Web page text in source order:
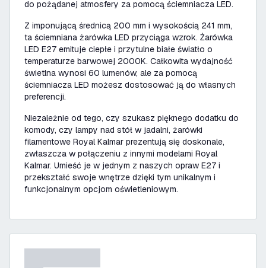
do pożądanej atmosfery za pomocą ściemniacza LED.
Z imponującą średnicą 200 mm i wysokością 241 mm,
ta ściemniana żarówka LED przyciąga wzrok. Żarówka
LED E27 emituje ciepłe i przytulne białe światło o
temperaturze barwowej 2000K. Całkowita wydajność
świetlna wynosi 60 lumenów, ale za pomocą
ściemniacza LED możesz dostosować ją do własnych
preferencji.
Niezależnie od tego, czy szukasz pięknego dodatku do
komody, czy lampy nad stół w jadalni, żarówki
filamentowe Royal Kalmar prezentują się doskonale,
zwłaszcza w połączeniu z innymi modelami Royal
Kalmar. Umieść je w jednym z naszych opraw E27 i
przekształć swoje wnętrze dzięki tym unikalnym i
funkcjonalnym opcjom oświetleniowym.